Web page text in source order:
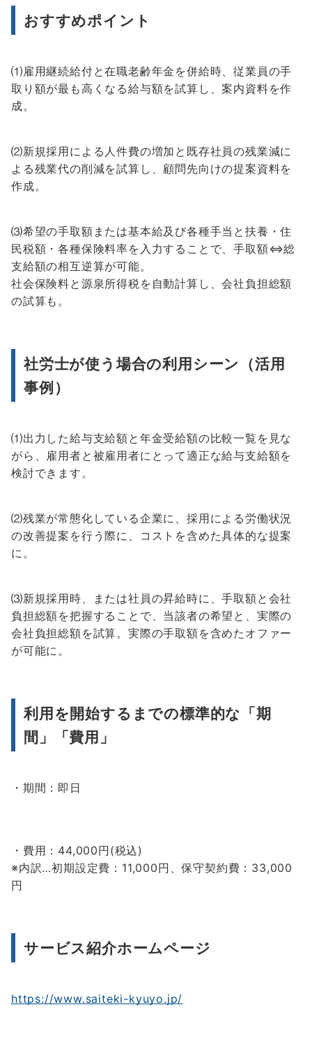
おすすめポイント
⑴雇用継続給付と在職老齢年金を併給時、従業員の手
取り額が最も高くなる給与額を試算し、案内資料を作
成。
⑵新規採用による人件費の増加と既存社員の残業減に
よる残業代の削減を試算し、顧問先向けの提案資料を
作成。
⑶希望の手取額または基本給及び各種手当と扶養・住
民税額・各種保険料率を入力することで、手取額⇔総
支給額の相互逆算が可能。
社会保険料と源泉所得税を自動計算し、会社負担総額
の試算も。
社労士が使う場合の利用シーン（活用
事例）
⑴出力した給与支給額と年金受給額の比較一覧を見な
がら、雇用者と被雇用者にとって適正な給与支給額を
検討できます。
⑵残業が常態化している企業に、採用による労働状況
の改善提案を行う際に、コストを含めた具体的な提案
に。
⑶新規採用時、または社員の昇給時に、手取額と会社
負担総額を把握することで、当該者の希望と、実際の
会社負担総額を試算。実際の手取額を含めたオファー
が可能に。
利用を開始するまでの標準的な「期
間」「費用」
・期間：即日
・費用：44,000円(税込)
※内訳…初期設定費：11,000円、保守契約費：33,000
円
サービス紹介ホームページ
https://www.saiteki-kyuyo.jp/